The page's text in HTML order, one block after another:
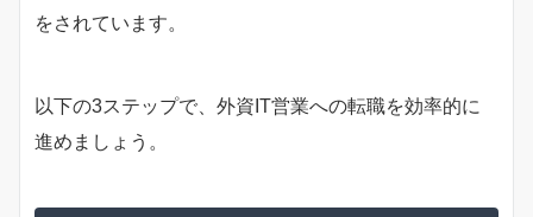
をされています。
以下の3ステップで、外資IT営業への転職を効率的に
進めましょう。